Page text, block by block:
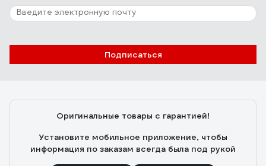
Отзыв об аккумуляторе Kolner KB 12-1,5-01
Подписаться
Оригинальные товары с гарантией!
Установите мобильное приложение, чтобы
информация по заказам всегда была под рукой